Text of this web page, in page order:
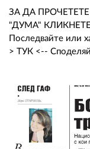
ЗА ДА
"ДУМА"
Последвайте или
> ТУК <--